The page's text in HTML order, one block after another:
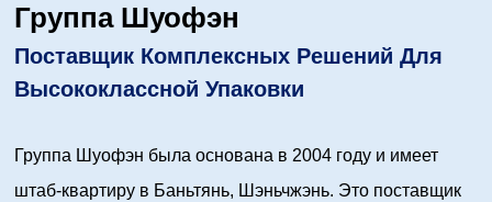
Группа Шуофэн
Поставщик Комплексных Решений Для
Высококлассной Упаковки
Группа Шуофэн была основана в 2004 году и имеет
штаб-квартиру в Баньтянь, Шэньчжэнь. Это поставщик